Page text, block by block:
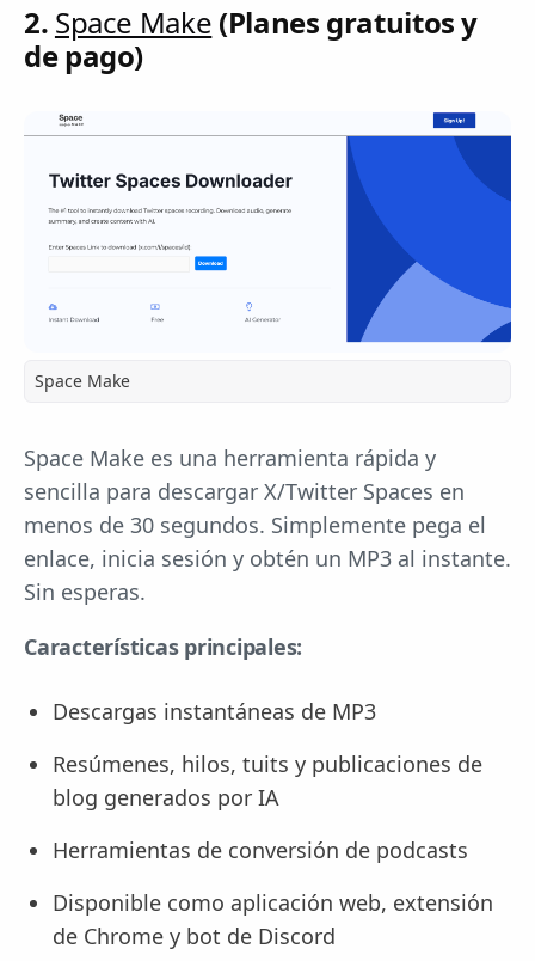
2. Space Make (Planes gratuitos y
de pago)
Space Make
Space Make es una herramienta rápida y
sencilla para descargar X/Twitter Spaces en
menos de 30 segundos. Simplemente pega el
enlace, inicia sesión y obtén un MP3 al instante.
Sin esperas.
Características principales:
Descargas instantáneas de MP3
Resúmenes, hilos, tuits y publicaciones de
blog generados por IA
Herramientas de conversión de podcasts
Disponible como aplicación web, extensión
de Chrome y bot de Discord